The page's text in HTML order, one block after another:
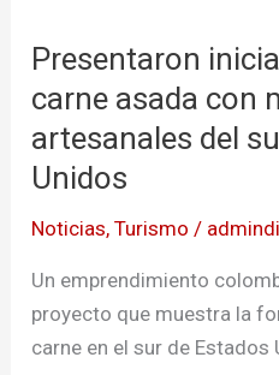
Presentaron
carne asada con
artesanales del
Unidos
Noticias,Turismo /
Un emprendimiento
proyecto que muestra la
carne en el sur de Estados
que
realiza
carne
asada
con
métodos
del
sur
de